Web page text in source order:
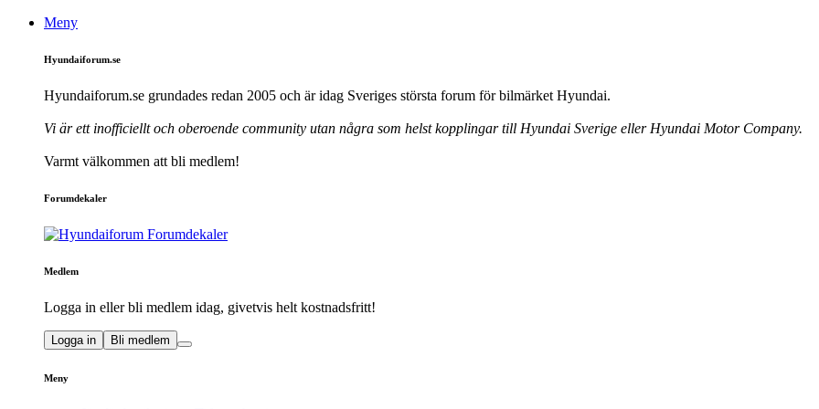
Meny
Hyundaiforum.se
Hyundaiforum.se grundades redan 2005 och är idag Sveriges största forum för bilmärket Hyundai.
Vi är ett inofficiellt och oberoende community utan några som helst kopplingar till Hyundai Sverige eller Hyundai Motor Company.
Varmt välkommen att bli medlem!
Forumdekaler
Medlem
Logga in eller bli medlem idag, givetvis helt kostnadsfritt!
Logga in Bli medlem
Meny